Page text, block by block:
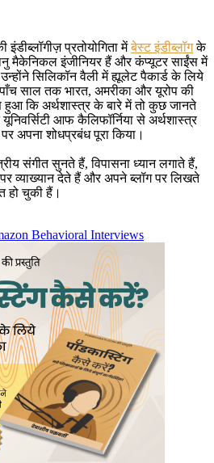
इंडीब्लॉगीज़ प्रतोयोगिता मेंबेस्ट इंडीब्लॉगके
मैकेनिकल इंजीनियर हैं और कंप्यूटर साईंस में
सिलिकॉन वैली में ह्यूलेट पैकार्ड के लिये
पाँच साल तक भारत, अमरीका और यूरोप की
कि अर्थशास्त्र के बारे में तो कुछ जानते
आफ कैलिफॉर्निया से अर्थशास्त्र
अपना शोधप्रबंध पूरा किया।
संगीत सुनते हैं, विपासना ध्यान लगाते हैं,
पर व्याख्यान देते हैं और अपने ब्लॉग पर लिखते
हो चुकी हैं।